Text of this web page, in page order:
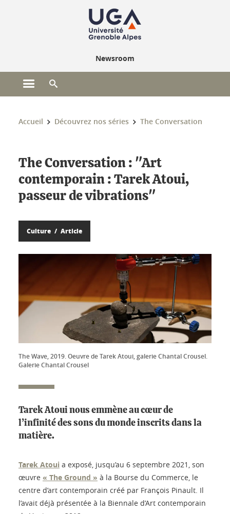
Newsroom
Ouvrir le menu principal
Vous êtes ici :
Accueil Découvrez nos séries The Conversation
The Conversation : "Art
contemporain : Tarek Atoui,
passeur de vibrations"
Culture Article
The Wave, 2019. Oeuvre de Tarek Atoui, galerie Chantal Crousel.
Galerie Chantal Crousel
Tarek Atoui nous emmène au cœur de
l’infinité des sons du monde inscrits dans la
matière.
Tarek Atoui a exposé, jusqu’au 6 septembre 2021, son
œuvre « The Ground » à la Bourse du Commerce, le
centre d’art contemporain créé par François Pinault. Il
l’avait déjà présentée à la Biennale d’Art contemporain